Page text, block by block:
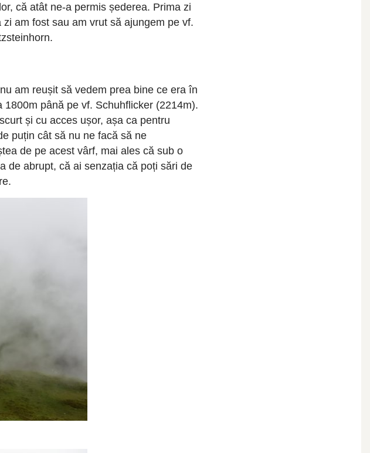
că atât ne-a permis șederea. Prima zi
am fost sau am vrut să ajungem pe vf.
am reușit să vedem prea bine ce era în
până pe vf. Schuhflicker (2214m).
și cu acces ușor, așa ca pentru
puțin cât să nu ne facă să ne
de pe acest vârf, mai ales că sub o
de abrupt, că ai senzația că poți sări de